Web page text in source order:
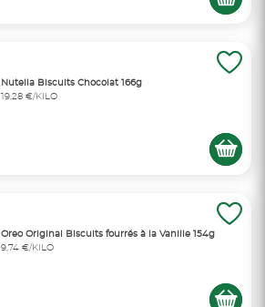
Nutella Biscuits Chocolat 166g
19,28 €/KILO
Oreo Original Biscuits fourrés à la Vanille 154g
9,74 €/KILO